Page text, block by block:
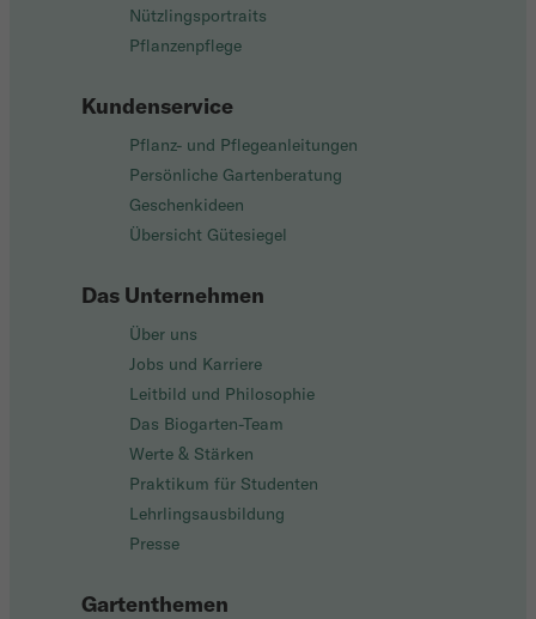
Nützlingsportraits
Pflanzenpflege
Kundenservice
Pflanz- und Pflegeanleitungen
Persönliche Gartenberatung
Geschenkideen
Übersicht Gütesiegel
Das Unternehmen
Über uns
Jobs und Karriere
Leitbild und Philosophie
Das Biogarten-Team
Werte & Stärken
Praktikum für Studenten
Lehrlingsausbildung
Presse
Gartenthemen